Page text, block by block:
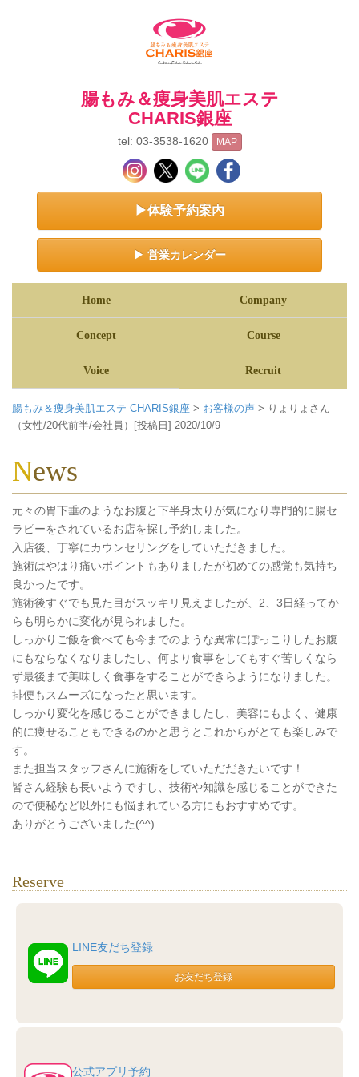
腸もみ＆痩身美肌エステ
CHARIS銀座
tel: 03-3538-1620 MAP
▶体験予約案内
▶ 営業カレンダー
Home Company
Concept Course
Voice Recruit
腸もみ＆痩身美肌エステ CHARIS銀座 > お客様の声 > りょりょさん
（女性/20代前半/会社員）[投稿日] 2020/10/9
News
元々の胃下垂のようなお腹と下半身太りが気になり専門的に腸セ
ラピーをされているお店を探し予約しました。
入店後、丁寧にカウンセリングをしていただきました。
施術はやはり痛いポイントもありましたが初めての感覚も気持ち
良かったです。
施術後すぐでも見た目がスッキリ見えましたが、2、3日経ってか
らも明らかに変化が見られました。
しっかりご飯を食べても今までのような異常にぽっこりしたお腹
にもならなくなりましたし、何より食事をしてもすぐ苦しくなら
ず最後まで美味しく食事をすることができらようになりました。
排便もスムーズになったと思います。
しっかり変化を感じることができましたし、美容にもよく、健康
的に痩せることもできるのかと思うとこれからがとても楽しみで
す。
また担当スタッフさんに施術をしていただだきたいです！
皆さん経験も長いようですし、技術や知識を感じることができた
ので便秘など以外にも悩まれている方にもおすすめです。
ありがとうございました(^^)
Reserve
LINE友だち登録
公式アプリ予約